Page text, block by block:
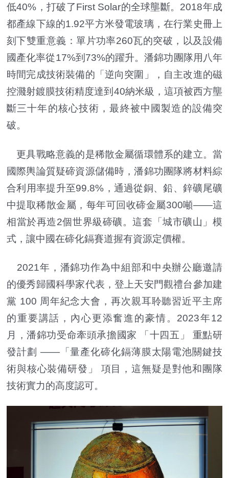
低40%，打破了First Solar的全球壟斷。2018年成
都產線下線的1.92平方米發電玻璃，在行業史冊上
刻下雙重意義：單片功率260瓦的突破，以及設備
國產化率從17%到73%的躍升。潘錦功團隊用八年
時間完成技術裝備的「逆向突圍」，自主改進的磁
控濺射鍍膜技術精度達到40納米級，這項被西方壟
斷三十年的核心技術，最終被中國製造的設備突
破。
更具戰略意義的是稀散金屬循環體系的建立。當
國際輿論質疑碲資源儲備時，潘錦功團隊將材料綜
合利用率提升至99.8%，通過從銅、鉛、鋅礦尾礦
中提取稀散金屬，每年可回收碲金屬300噸——這
相當於再造2個世界級碲礦。這套「城市礦山」模
式，讓中國在碲化鎘賽道握有資源定價權。
2021年，潘錦功作為中組部和中央辦公廳邀請
的優秀歸國科學家代表，登上天安門觀禮台參加建
黨 100 周年紀念大會，再次親耳聆聽習近平主席
的重要講話，內心更添奮進的豪情。2023年12
月，潘錦功受命牽頭承擔國家 「十四五」 重點研
發計劃 ——「量產化碲化鎘薄膜太陽電池關鍵技
術與核心裝備研發」 項目，這無疑是對他和團隊
技術實力的高度認可。